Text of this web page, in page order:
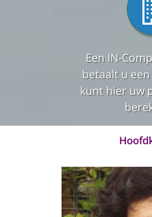
Een IN-
betaalt u
kunt hier uw